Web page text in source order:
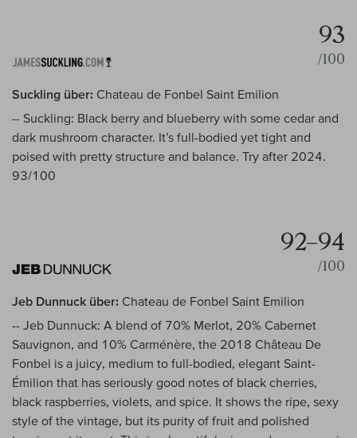
93
/100
Suckling über: Chateau de Fonbel Saint Emilion
-- Suckling: Black berry and blueberry with some cedar and
dark mushroom character. It’s full-bodied yet tight and
poised with pretty structure and balance. Try after 2024.
93/100
92–94
/100
Jeb Dunnuck über: Chateau de Fonbel Saint Emilion
-- Jeb Dunnuck: A blend of 70% Merlot, 20% Cabernet
Sauvignon, and 10% Carménère, the 2018 Château De
Fonbel is a juicy, medium to full-bodied, elegant Saint-
Émilion that has seriously good notes of black cherries,
black raspberries, violets, and spice. It shows the ripe, sexy
style of the vintage, but its purity of fruit and polished